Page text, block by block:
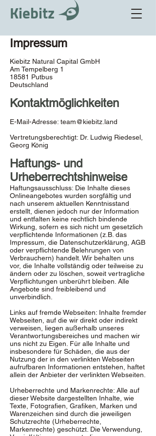
Kiebitz
Impressum
Kiebitz Natural Capital GmbH
Am Tempelberg 1
18581 Putbus
Deutschland
Kontaktmöglichkeiten
E-Mail-Adresse: team@kiebitz.land
Vertretungsberechtigt: Dr. Ludwig Riedesel,
Georg König
Haftungs- und
Urheberrechtshinweise
Haftungsausschluss: Die Inhalte dieses
Onlineangebotes wurden sorgfältig und
nach unserem aktuellen Kenntnisstand
erstellt, dienen jedoch nur der Information
und entfalten keine rechtlich bindende
Wirkung, sofern es sich nicht um gesetzlich
verpflichtende Informationen (z.B. das
Impressum, die Datenschutzerklärung, AGB
oder verpflichtende Belehrungen von
Verbrauchern) handelt. Wir behalten uns
vor, die Inhalte vollständig oder teilweise zu
ändern oder zu löschen, soweit vertragliche
Verpflichtungen unberührt bleiben. Alle
Angebote sind freibleibend und
unverbindlich.
Links auf fremde Webseiten: Inhalte fremder
Webseiten, auf die wir direkt oder indirekt
verweisen, liegen außerhalb unseres
Verantwortungsbereiches und machen wir
uns nicht zu Eigen. Für alle Inhalte und
insbesondere für Schäden, die aus der
Nutzung der in den verlinkten Webseiten
aufrufbaren Informationen entstehen, haftet
allein der Anbieter der verlinkten Webseiten.
Urheberrechte und Markenrechte: Alle auf
dieser Website dargestellten Inhalte, wie
Texte, Fotografien, Grafiken, Marken und
Warenzeichen sind durch die jeweiligen
Schutzrechte (Urheberrechte,
Markenrechte) geschützt. Die Verwendung,